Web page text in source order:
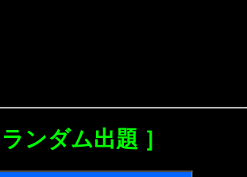
ランダム出題 ］